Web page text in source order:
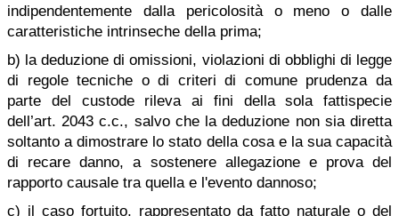
indipendentemente dalla pericolosità o meno o dalle
caratteristiche intrinseche della prima;
b) la deduzione di omissioni, violazioni di obblighi di legge
di regole tecniche o di criteri di comune prudenza da
parte del custode rileva ai fini della sola fattispecie
dell’art. 2043 c.c., salvo che la deduzione non sia diretta
soltanto a dimostrare lo stato della cosa e la sua capacità
di recare danno, a sostenere allegazione e prova del
rapporto causale tra quella e l'evento dannoso;
c) il caso fortuito, rappresentato da fatto naturale o del